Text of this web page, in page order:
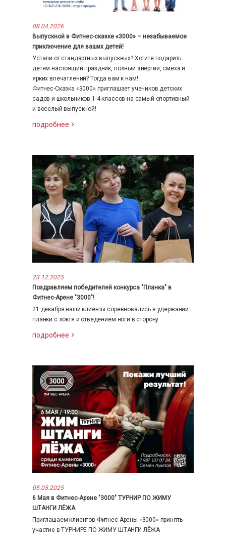
08.04.2026
Выпускной в Фитнес-сказке «3000» – незабываемое
приключение для ваших детей!
Устали от стандартных выпускных? Хотите подарить
детям настоящий праздник, полный энергии, смеха и
ярких впечатлений? Тогда вам к нам!
Фитнес-Сказка «3000» приглашает учеников детских
садов и школьников 1-4 классов на самый спортивный
и веселый выпускной!
подробнее
23.12.2025
Поздравляем победителей конкурса "Планка" в
Фитнес-Арене "3000"!
21 декабря наши клиенты соревновались в удержании
планки с локтя и отведением ноги в сторону
подробнее
05.05.2025
6 Мая в Фитнес-Арене "3000" ТУРНИР ПО ЖИМУ
ШТАНГИ ЛЁЖА
Приглашаем клиентов Фитнес-Арены «3000» принять
участие в ТУРНИРЕ ПО ЖИМУ ШТАНГИ ЛЁЖА